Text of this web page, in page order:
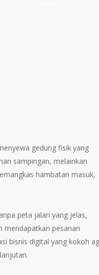
gedung fisik yang
sampingan, melainkan
hambatan masuk,
peta jalan yang jelas,
mendapatkan pesanan
bisnis digital yang kokoh